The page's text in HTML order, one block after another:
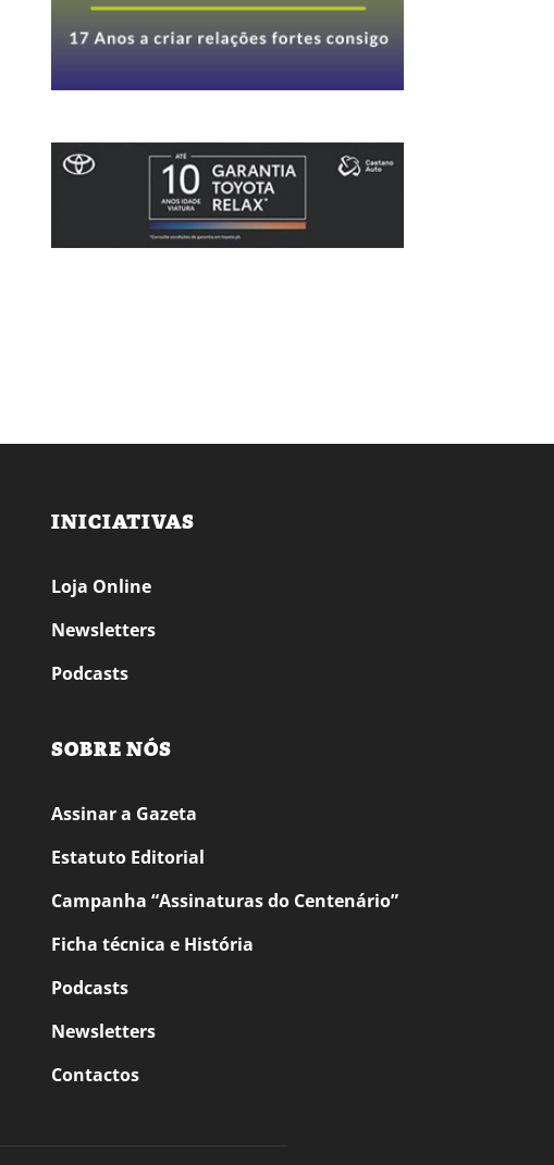
INICIATIVAS
Loja Online
Newsletters
Podcasts
SOBRE NÓS
Assinar a Gazeta
Estatuto Editorial
Campanha “Assinaturas do Centenário”
Ficha técnica e História
Podcasts
Newsletters
Contactos